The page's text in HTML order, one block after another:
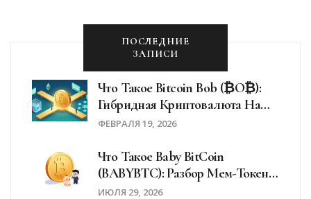
ПОСЛЕДНИЕ
ЗАПИСИ
Что Такое Bitcoin Bob (₿O₿):
Гибридная Криптовалюта На
Основе Bitcoin И Ethereum
ФЕВРАЛЯ 19, 2026
Что Такое Baby BitCoin
(BABYBTC): Разбор Мем-Токена,
Риски И Перспективы
ИЮЛЯ 29, 2026